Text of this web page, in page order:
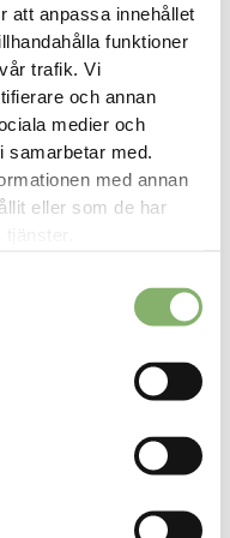
att anpassa innehållet
funktioner
trafik. Vi
och annan
medier och
samarbetar med.
med annan
eller som de har